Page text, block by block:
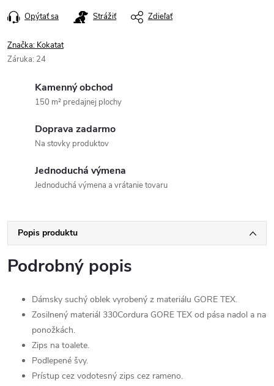
Opýtať sa Strážiť Zdieľať
Značka: Kokatat
Záruka: 24
Kamenný obchod
150 m² predajnej plochy
Doprava zadarmo
Na stovky produktov
Jednoduchá výmena
Jednoduchá výmena a vrátanie tovaru
Popis produktu
Podrobný popis
Dámsky suchý oblek vyrobený z materiálu GORE TEX.
Zosilnený materiál 330Cordura GORE TEX od pása nadol a na
ponožkách.
Zips na toalete.
Podlepené švy.
Prístup cez vodotesný zips cez rameno.